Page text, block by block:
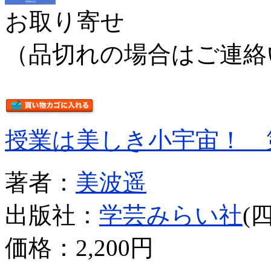
お取り寄せ
（品切れの場合はご連
授業は美しき小宇宙！
著者： 美波遥
出版社： 学芸みらい社(
価格： 2,200円